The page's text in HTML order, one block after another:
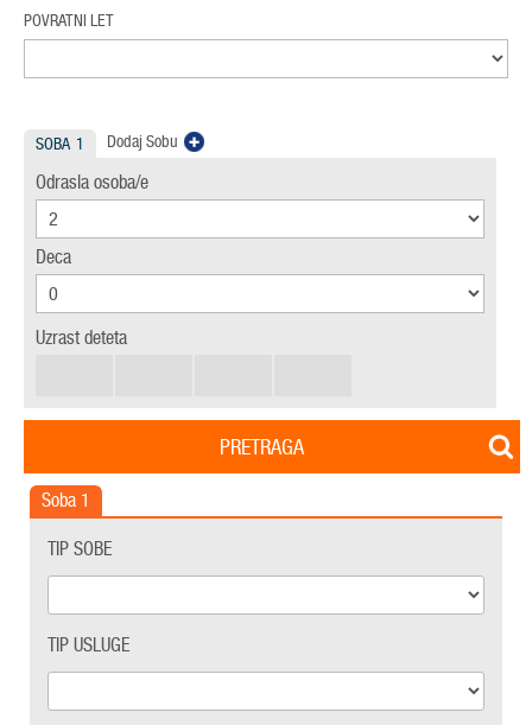
POVRATNI LET
SOBA 1 Dodaj Sobu
Odrasla osoba/e
Deca
Uzrast deteta
PRETRAGA
Soba 1
TIP SOBE
TIP USLUGE